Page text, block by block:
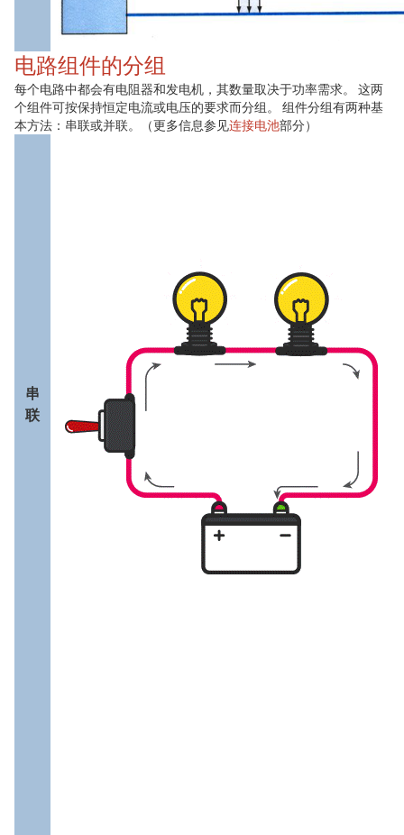
电路组件的分组
每个电路中都会有电阻器和发电机，其数量取决于功率需求。 这两
个组件可按保持恒定电流或电压的要求而分组。 组件分组有两种基
本方法：串联或并联。（更多信息参见连接电池部分）
串
联